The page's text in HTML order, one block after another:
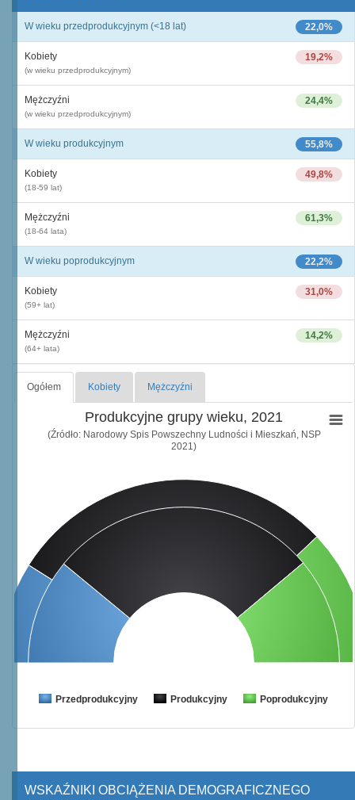
22,0%
W wieku przedprodukcyjnym (<18 lat)
19,2%
Kobiety
(w wieku przedprodukcyjnym)
24,4%
Mężczyźni
(w wieku przedprodukcyjnym)
55,8%
W wieku produkcyjnym
49,8%
Kobiety
(18-59 lat)
61,3%
Mężczyźni
(18-64 lata)
22,2%
W wieku poprodukcyjnym
31,0%
Kobiety
(59+ lat)
14,2%
Mężczyźni
(64+ lata)
Ogółem Kobiety Mężczyźni
Produkcyjne grupy wieku, 2021
(Źródło: Narodowy Spis Powszechny Ludności i Mieszkań, NSP
2021)
Przedprodukcyjny Produkcyjny Poprodukcyjny
WSKAŹNIKI OBCIĄŻENIA DEMOGRAFICZNEGO